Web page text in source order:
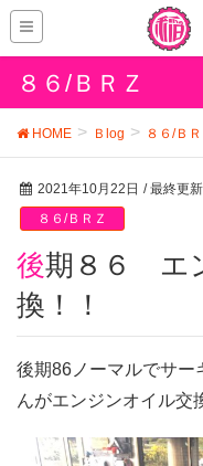
８６/ＢＲＺ
HOME Ｂlog ８６/ＢＲ
2021年10月22日 / 最終更
８６/ＢＲＺ
後期８６ エンジンオイル交
換！！
後期86ノーマルでサー
んがエンジンオイル交